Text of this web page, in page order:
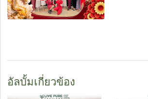
อัลบั้มเกี่ยวข้อง